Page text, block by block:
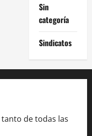
Sin
categoría
Sindicatos
de todas las